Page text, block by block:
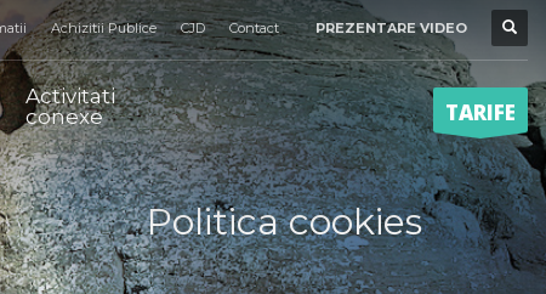
Achizitii Publice CJD Contact PREZENTARE VIDEO
Activitati
conexe
TARIFE
Politica cookies